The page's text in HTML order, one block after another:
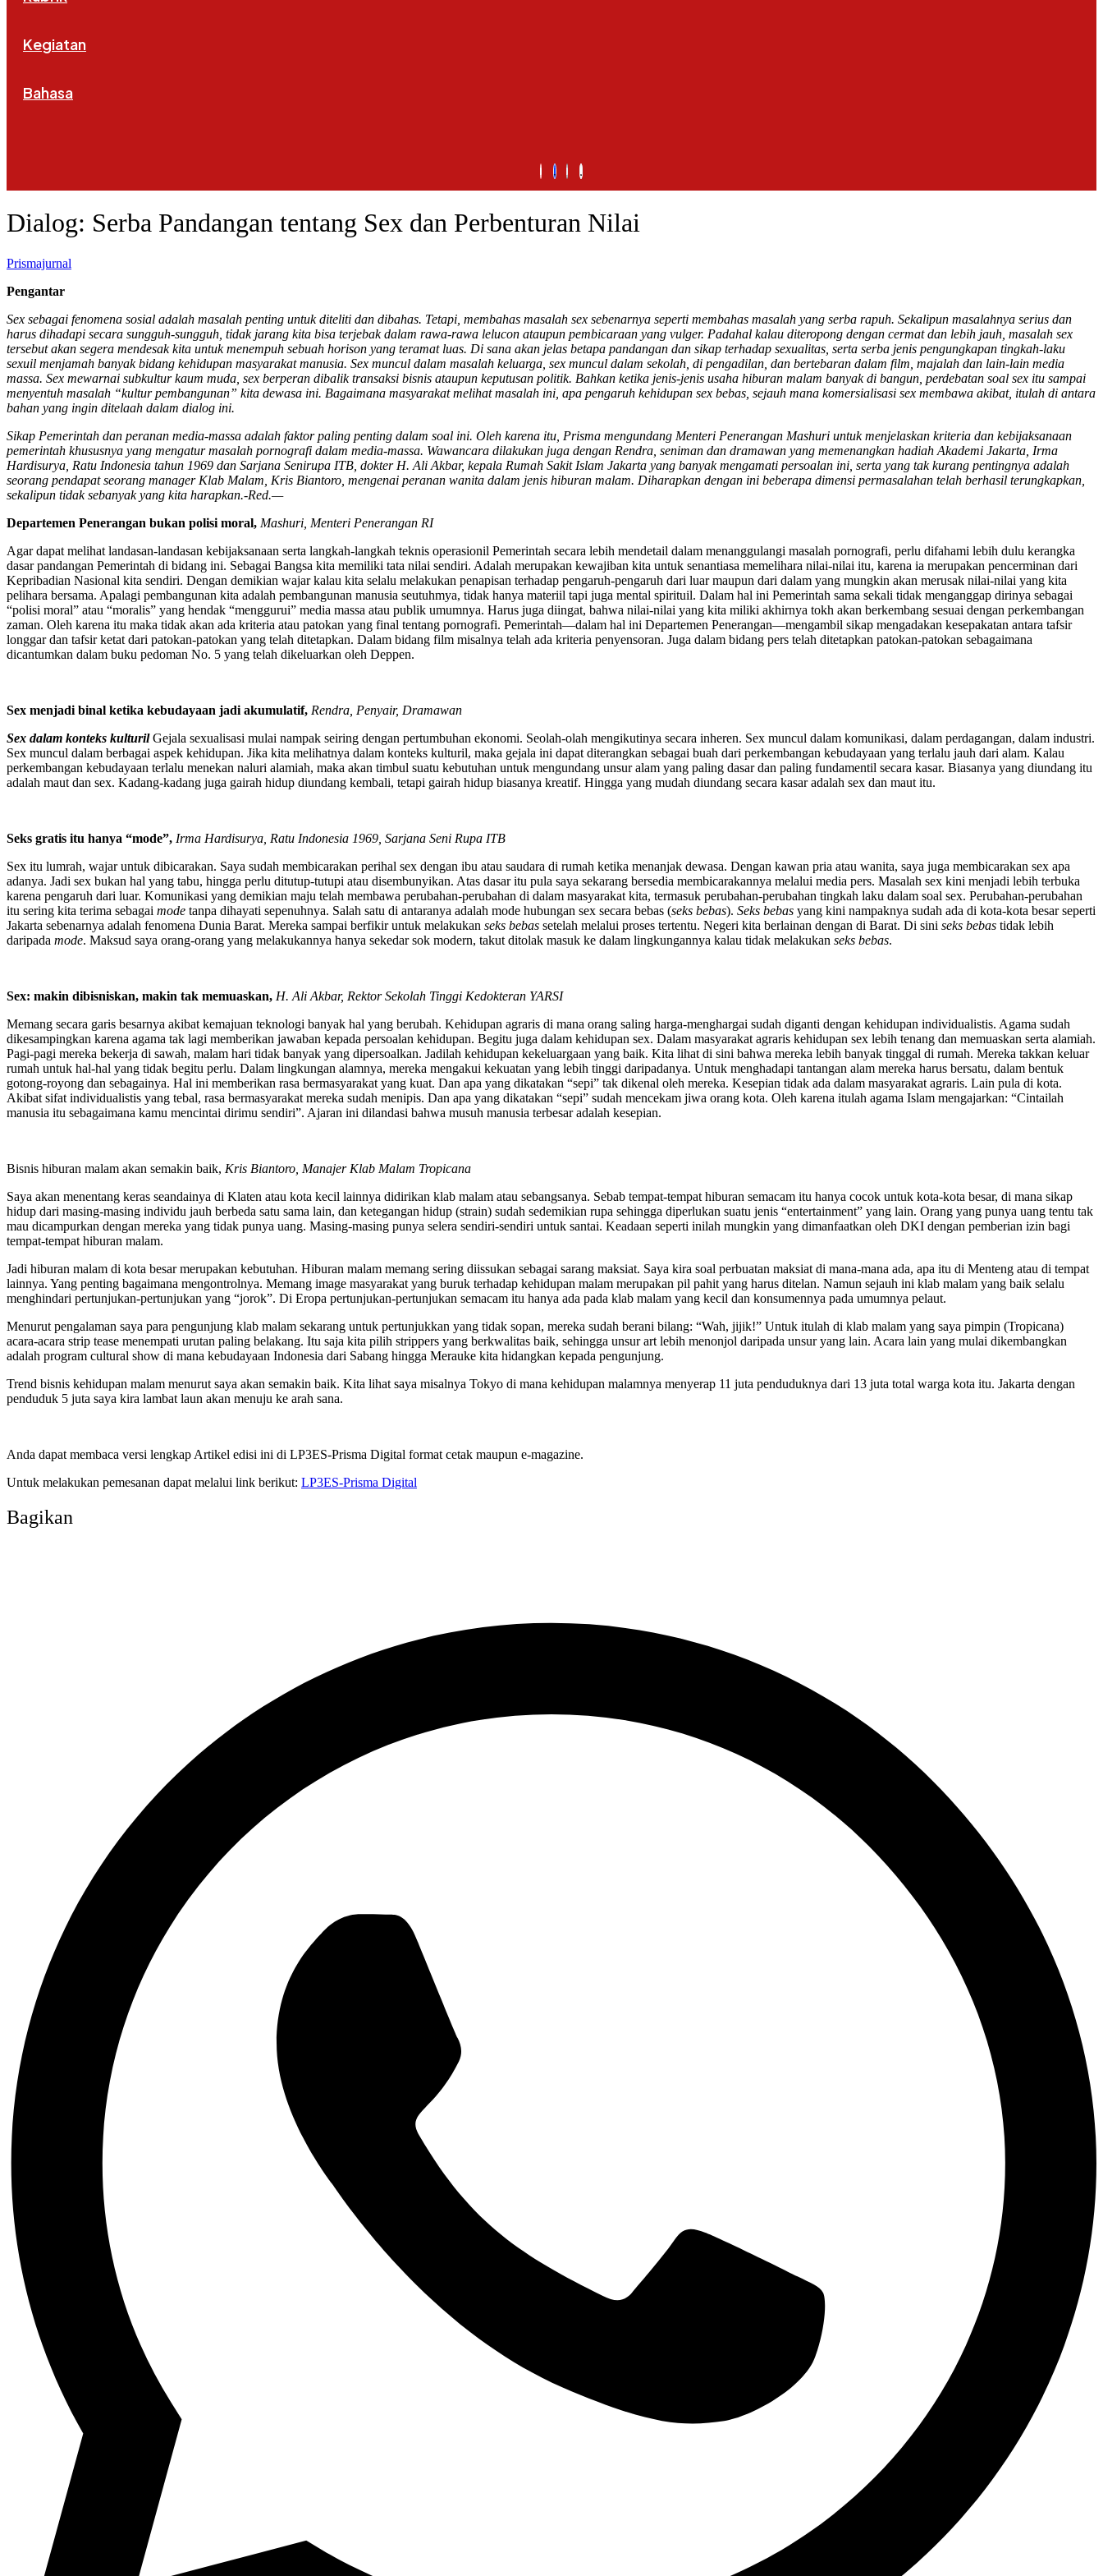
Kegiatan
Bahasa
Dialog: Serba Pandangan tentang Sex dan Perbenturan Nilai
Prismajurnal
Pengantar
Sex sebagai fenomena sosial adalah masalah penting untuk diteliti dan dibahas. Tetapi, membahas masalah sex sebenarnya seperti membahas masalah yang serba rapuh. Sekalipun masalahnya serius dan
harus dihadapi secara sungguh-sungguh, tidak jarang kita bisa terjebak dalam rawa-rawa lelucon ataupun pembicaraan yang vulger. Padahal kalau diteropong dengan cermat dan lebih jauh, masalah sex
tersebut akan segera mendesak kita untuk menempuh sebuah horison yang teramat luas. Di sana akan jelas betapa pandangan dan sikap terhadap sexualitas, serta serba jenis pengungkapan tingkah-laku
sexuil menjamah banyak bidang kehidupan masyarakat manusia. Sex muncul dalam masalah keluarga, sex muncul dalam sekolah, di pengadilan, dan bertebaran dalam film, majalah dan lain-lain media
massa. Sex mewarnai subkultur kaum muda, sex berperan dibalik transaksi bisnis ataupun keputusan politik. Bahkan ketika jenis-jenis usaha hiburan malam banyak di bangun, perdebatan soal sex itu sampai
menyentuh masalah “kultur pembangunan” kita dewasa ini. Bagaimana masyarakat melihat masalah ini, apa pengaruh kehidupan sex bebas, sejauh mana komersialisasi sex membawa akibat, itulah di antara
bahan yang ingin ditelaah dalam dialog ini.
Sikap Pemerintah dan peranan media-massa adalah faktor paling penting dalam soal ini. Oleh karena itu, Prisma mengundang Menteri Penerangan Mashuri untuk menjelaskan kriteria dan kebijaksanaan
pemerintah khususnya yang mengatur masalah pornografi dalam media-massa. Wawancara dilakukan juga dengan Rendra, seniman dan dramawan yang memenangkan hadiah Akademi Jakarta, Irma
Hardisurya, Ratu Indonesia tahun 1969 dan Sarjana Senirupa ITB, dokter H. Ali Akbar, kepala Rumah Sakit Islam Jakarta yang banyak mengamati persoalan ini, serta yang tak kurang pentingnya adalah
seorang pendapat seorang manager Klab Malam, Kris Biantoro, mengenai peranan wanita dalam jenis hiburan malam. Diharapkan dengan ini beberapa dimensi permasalahan telah berhasil terungkapkan,
sekalipun tidak sebanyak yang kita harapkan.-Red.—
Departemen Penerangan bukan polisi moral, Mashuri, Menteri Penerangan RI
Agar dapat melihat landasan-landasan kebijaksanaan serta langkah-langkah teknis operasionil Pemerintah secara lebih mendetail dalam menanggulangi masalah pornografi, perlu difahami lebih dulu kerangka
dasar pandangan Pemerintah di bidang ini. Sebagai Bangsa kita memiliki tata nilai sendiri. Adalah merupakan kewajiban kita untuk senantiasa memelihara nilai-nilai itu, karena ia merupakan pencerminan dari
Kepribadian Nasional kita sendiri. Dengan demikian wajar kalau kita selalu melakukan penapisan terhadap pengaruh-pengaruh dari luar maupun dari dalam yang mungkin akan merusak nilai-nilai yang kita
pelihara bersama. Apalagi pembangunan kita adalah pembangunan manusia seutuhmya, tidak hanya materiil tapi juga mental spirituil. Dalam hal ini Pemerintah sama sekali tidak menganggap dirinya sebagai
“polisi moral” atau “moralis” yang hendak “menggurui” media massa atau publik umumnya. Harus juga diingat, bahwa nilai-nilai yang kita miliki akhirnya tokh akan berkembang sesuai dengan perkembangan
zaman. Oleh karena itu maka tidak akan ada kriteria atau patokan yang final tentang pornografi. Pemerintah—dalam hal ini Departemen Penerangan—mengambil sikap mengadakan kesepakatan antara tafsir
longgar dan tafsir ketat dari patokan-patokan yang telah ditetapkan. Dalam bidang film misalnya telah ada kriteria penyensoran. Juga dalam bidang pers telah ditetapkan patokan-patokan sebagaimana
dicantumkan dalam buku pedoman No. 5 yang telah dikeluarkan oleh Deppen.
Sex menjadi binal ketika kebudayaan jadi akumulatif, Rendra, Penyair, Dramawan
Sex dalam konteks kulturilGejala sexualisasi mulai nampak seiring dengan pertumbuhan ekonomi. Seolah-olah mengikutinya secara inheren. Sex muncul dalam komunikasi, dalam perdagangan, dalam industri.
Sex muncul dalam berbagai aspek kehidupan. Jika kita melihatnya dalam konteks kulturil, maka gejala ini dapat diterangkan sebagai buah dari perkembangan kebudayaan yang terlalu jauh dari alam. Kalau
perkembangan kebudayaan terlalu menekan naluri alamiah, maka akan timbul suatu kebutuhan untuk mengundang unsur alam yang paling dasar dan paling fundamentil secara kasar. Biasanya yang diundang itu
adalah maut dan sex. Kadang-kadang juga gairah hidup diundang kembali, tetapi gairah hidup biasanya kreatif. Hingga yang mudah diundang secara kasar adalah sex dan maut itu.
Seks gratis itu hanya “mode”, Irma Hardisurya, Ratu Indonesia 1969, Sarjana Seni Rupa ITB
Sex itu lumrah, wajar untuk dibicarakan. Saya sudah membicarakan perihal sex dengan ibu atau saudara di rumah ketika menanjak dewasa. Dengan kawan pria atau wanita, saya juga membicarakan sex apa
adanya. Jadi sex bukan hal yang tabu, hingga perlu ditutup-tutupi atau disembunyikan. Atas dasar itu pula saya sekarang bersedia membicarakannya melalui media pers. Masalah sex kini menjadi lebih terbuka
karena pengaruh dari luar. Komunikasi yang demikian maju telah membawa perubahan-perubahan di dalam masyarakat kita, termasuk perubahan-perubahan tingkah laku dalam soal sex. Perubahan-perubahan
itu sering kita terima sebagai mode tanpa dihayati sepenuhnya. Salah satu di antaranya adalah mode hubungan sex secara bebas (seks bebas). Seks bebas yang kini nampaknya sudah ada di kota-kota besar seperti
Jakarta sebenarnya adalah fenomena Dunia Barat. Mereka sampai berfikir untuk melakukan seks bebas setelah melalui proses tertentu. Negeri kita berlainan dengan di Barat. Di sini seks bebas tidak lebih
daripada mode. Maksud saya orang-orang yang melakukannya hanya sekedar sok modern, takut ditolak masuk ke dalam lingkungannya kalau tidak melakukan seks bebas.
Sex: makin dibisniskan, makin tak memuaskan, H. Ali Akbar, Rektor Sekolah Tinggi Kedokteran YARSI
Memang secara garis besarnya akibat kemajuan teknologi banyak hal yang berubah. Kehidupan agraris di mana orang saling harga-menghargai sudah diganti dengan kehidupan individualistis. Agama sudah
dikesampingkan karena agama tak lagi memberikan jawaban kepada persoalan kehidupan. Begitu juga dalam kehidupan sex. Dalam masyarakat agraris kehidupan sex lebih tenang dan memuaskan serta alamiah.
Pagi-pagi mereka bekerja di sawah, malam hari tidak banyak yang dipersoalkan. Jadilah kehidupan kekeluargaan yang baik. Kita lihat di sini bahwa mereka lebih banyak tinggal di rumah. Mereka takkan keluar
rumah untuk hal-hal yang tidak begitu perlu. Dalam lingkungan alamnya, mereka mengakui kekuatan yang lebih tinggi daripadanya. Untuk menghadapi tantangan alam mereka harus bersatu, dalam bentuk
gotong-royong dan sebagainya. Hal ini memberikan rasa bermasyarakat yang kuat. Dan apa yang dikatakan “sepi” tak dikenal oleh mereka. Kesepian tidak ada dalam masyarakat agraris. Lain pula di kota.
Akibat sifat individualistis yang tebal, rasa bermasyarakat mereka sudah menipis. Dan apa yang dikatakan “sepi” sudah mencekam jiwa orang kota. Oleh karena itulah agama Islam mengajarkan: “Cintailah
manusia itu sebagaimana kamu mencintai dirimu sendiri”. Ajaran ini dilandasi bahwa musuh manusia terbesar adalah kesepian.
Bisnis hiburan malam akan semakin baik, Kris Biantoro, Manajer Klab Malam Tropicana
Saya akan menentang keras seandainya di Klaten atau kota kecil lainnya didirikan klab malam atau sebangsanya. Sebab tempat-tempat hiburan semacam itu hanya cocok untuk kota-kota besar, di mana sikap
hidup dari masing-masing individu jauh berbeda satu sama lain, dan ketegangan hidup (strain) sudah sedemikian rupa sehingga diperlukan suatu jenis “entertainment” yang lain. Orang yang punya uang tentu tak
mau dicampurkan dengan mereka yang tidak punya uang. Masing-masing punya selera sendiri-sendiri untuk santai. Keadaan seperti inilah mungkin yang dimanfaatkan oleh DKI dengan pemberian izin bagi
tempat-tempat hiburan malam.
Jadi hiburan malam di kota besar merupakan kebutuhan. Hiburan malam memang sering diissukan sebagai sarang maksiat. Saya kira soal perbuatan maksiat di mana-mana ada, apa itu di Menteng atau di tempat
lainnya. Yang penting bagaimana mengontrolnya. Memang image masyarakat yang buruk terhadap kehidupan malam merupakan pil pahit yang harus ditelan. Namun sejauh ini klab malam yang baik selalu
menghindari pertunjukan-pertunjukan yang “jorok”. Di Eropa pertunjukan-pertunjukan semacam itu hanya ada pada klab malam yang kecil dan konsumennya pada umumnya pelaut.
Menurut pengalaman saya para pengunjung klab malam sekarang untuk pertunjukkan yang tidak sopan, mereka sudah berani bilang: “Wah, jijik!” Untuk itulah di klab malam yang saya pimpin (Tropicana)
acara-acara strip tease menempati urutan paling belakang. Itu saja kita pilih strippers yang berkwalitas baik, sehingga unsur art lebih menonjol daripada unsur yang lain. Acara lain yang mulai dikembangkan
adalah program cultural show di mana kebudayaan Indonesia dari Sabang hingga Merauke kita hidangkan kepada pengunjung.
Trend bisnis kehidupan malam menurut saya akan semakin baik. Kita lihat saya misalnya Tokyo di mana kehidupan malamnya menyerap 11 juta penduduknya dari 13 juta total warga kota itu. Jakarta dengan
penduduk 5 juta saya kira lambat laun akan menuju ke arah sana.
Anda dapat membaca versi lengkap Artikel edisi ini di LP3ES-Prisma Digital format cetak maupun e-magazine.
Untuk melakukan pemesanan dapat melalui link berikut: LP3ES-Prisma Digital
Bagikan